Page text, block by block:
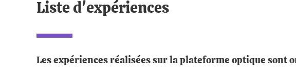
Liste d'expériences
Les expériences réalisées sur la plateforme optique sont